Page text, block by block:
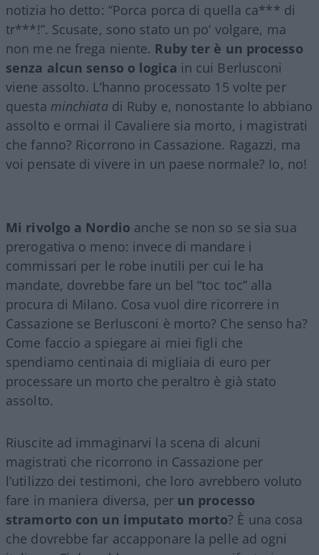
notizia ho detto: “Porca porca di quella ca*** di
tr***!”. Scusate, sono stato un po’ volgare, ma
non me ne frega niente. Ruby ter è un processo
senza alcun senso o logica in cui Berlusconi
viene assolto. L’hanno processato 15 volte per
questa minchiatadi Ruby e, nonostante lo abbiano
assolto e ormai il Cavaliere sia morto, i magistrati
che fanno? Ricorrono in Cassazione. Ragazzi, ma
voi pensate di vivere in un paese normale? Io, no!
Mi rivolgo a Nordio anche se non so se sia sua
prerogativa o meno: invece di mandare i
commissari per le robe inutili per cui le ha
mandate, dovrebbe fare un bel “toc toc” alla
procura di Milano. Cosa vuol dire ricorrere in
Cassazione se Berlusconi è morto? Che senso ha?
Come faccio a spiegare ai miei figli che
spendiamo centinaia di migliaia di euro per
processare un morto che peraltro è già stato
assolto.
Riuscite ad immaginarvi la scena di alcuni
magistrati che ricorrono in Cassazione per
l’utilizzo dei testimoni, che loro avrebbero voluto
fare in maniera diversa, per un processo
stramorto con un imputato morto? È una cosa
che dovrebbe far accapponare la pelle ad ogni